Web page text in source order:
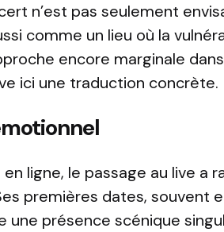
n’est pas seulement
comme un lieu où la
encore marginale
ici une traduction concrète.
ligne, le passage au live a
premières dates, souvent
une présence scénique